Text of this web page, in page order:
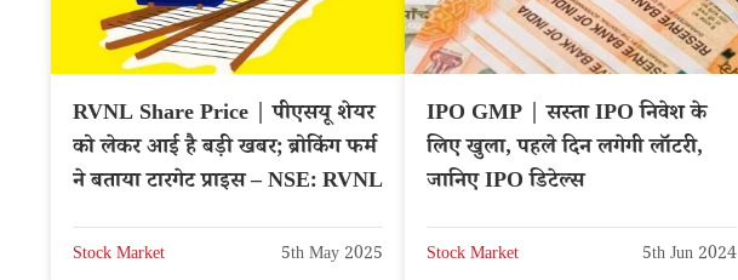
RVNL Share Price | पीएसयू शेयर
को लेकर आई है बड़ी खबर; ब्रोकिंग फर्म
ने बताया टारगेट प्राइस – NSE: RVNL
Stock Market 5th May 2025
IPO GMP | सस्ता IPO निवेश के
लिए खुला, पहले दिन लगेगी लॉटरी,
जानिए IPO डिटेल्स
Stock Market 5th Jun 2024